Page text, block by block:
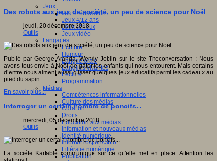
Jeux
Jeu et éducation
Jeux 4/12 ans
Jeux sérieux
Jeux vidéo
Langages
Ecriture
Humour
Langue orale
Langues vivantes
Lecture
Programmation
Médias
Compétences informationnelles
Culture des médias
Curation
Droits
Education aux médias
Information et nouveaux médias
Identité numérique
Internet responsable
Littératie numérique
Publication
Des robots aux jeux de société, un peu de science pour Noël
jeudi, 20 décembre 2018
Outils
Publié par George Aranda, Wendy Joblin sur le site Theconversation : Nous
avons tous envie à Noël de gâter les enfants qui nous entourent. Mais certains
d’entre nous aiment aussi glisser quelques jeux éducatifs parmi les cadeaux au
pied du sapin.
En savoir plus...
Interroger un certain nombre de poncifs...
mercredi, 05 décembre 2018
Outils
La société Kartable communique sur ce qu'elle met en place. Attention les